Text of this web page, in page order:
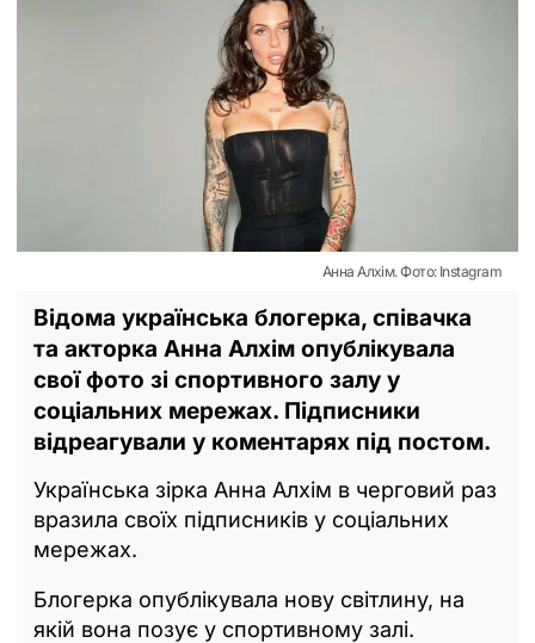
Анна Алхім. Фото: Instagram
Відома українська блогерка, співачка
та акторка Анна Алхім опублікувала
свої фото зі спортивного залу у
соціальних мережах. Підписники
відреагували у коментарях під постом.
Українська зірка Анна Алхім в черговий раз
вразила своїх підписників у соціальних
мережах.
Блогерка опублікувала нову світлину, на
якій вона позує у спортивному залі.